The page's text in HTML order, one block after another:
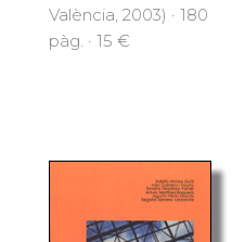
València, 2003) · 180
pàg. · 15 €